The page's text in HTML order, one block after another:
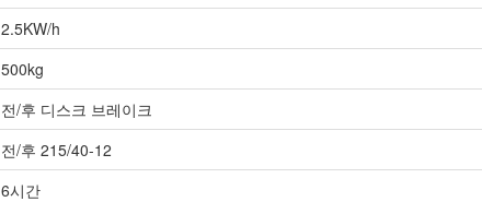
2.5KW/h
500kg
전/후 디스크 브레이크
전/후 215/40-12
6시간